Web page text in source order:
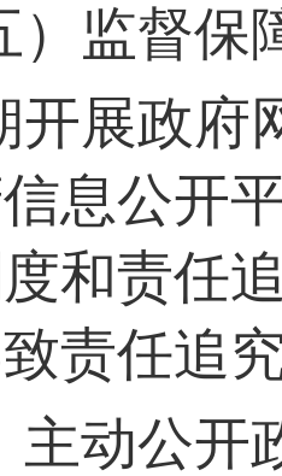
）监督保
开展政府
息公开
和责任
责任追
主动公开